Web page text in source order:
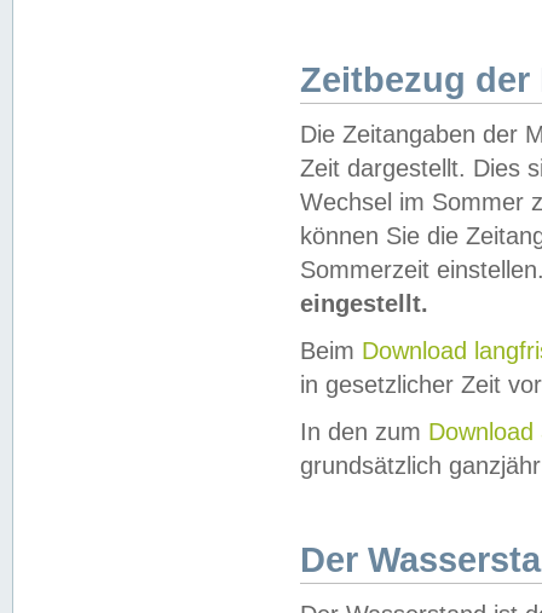
Zeitbezug der
Die Zeitangaben der
Zeit dargestellt. Dies
Wechsel im Sommer
können Sie die
Sommerzeit
eingestellt.
Beim Download
in gesetzlicher Zeit
In den zum Download
grundsätzlich
Der